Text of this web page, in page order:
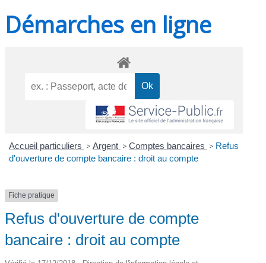
Démarches en ligne
Accueil particuliers > Argent > Comptes bancaires > Refus
d'ouverture de compte bancaire : droit au compte
Fiche pratique
Refus d'ouverture de compte
bancaire : droit au compte